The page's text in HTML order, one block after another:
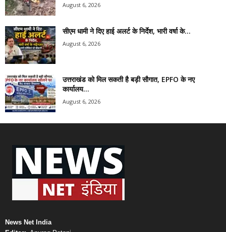
August 6, 2026
सीएम धामी ने दिए हाई अलर्ट के निर्देश, भारी वर्षा के...
August 6, 2026
उत्तराखंड को मिल सकती है बड़ी सौगात, EPFO के नए
कार्यालय...
August 6, 2026
News Net India